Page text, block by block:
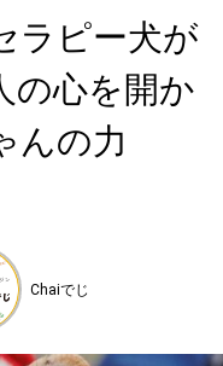
ラピー犬が
の心を開か
んの力
Chaiでじ